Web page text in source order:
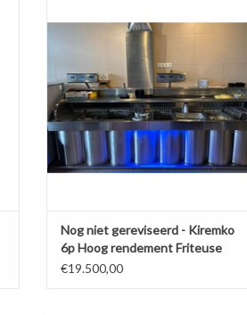
TOEVOEGEN AAN WINKELWAGEN
Nog niet gereviseerd - Kiremko
6p Hoog rendement Friteuse
€19.500,00